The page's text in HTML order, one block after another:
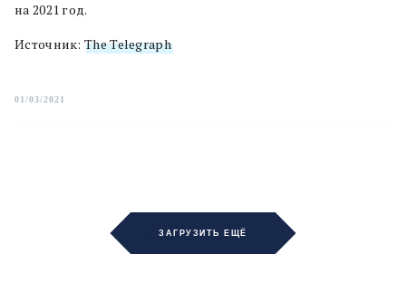
на 2021 год.
Источник: The Telegraph
01/03/2021
ЗАГРУЗИТЬ ЕЩЁ